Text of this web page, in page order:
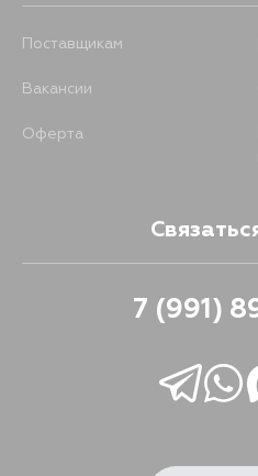
Поставщикам
Вакансии
Оферта
7 (991)